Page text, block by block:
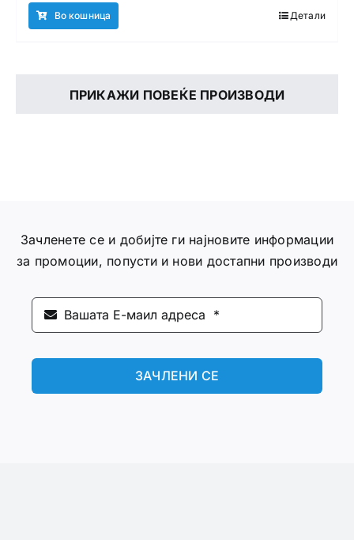
Во кошница Детали
ПРИКАЖИ ПОВЕЌЕ ПРОИЗВОДИ
Зачленете се и добијте ги најновите информации
за промоции, попусти и нови достапни производи
ЗАЧЛЕНИ СЕ